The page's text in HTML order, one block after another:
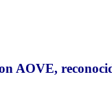
AOVE,